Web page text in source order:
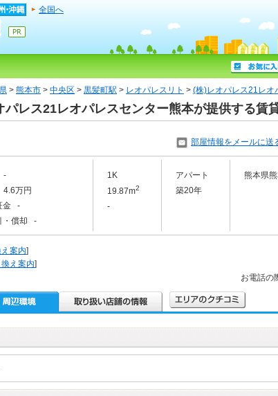
全国へ
> 熊本市 > 中央区 > 黒髪町駅 > レオパレスリト > (株)レオパレス21レオ
パレス21レオパレスセンター熊本が提供する賃
部屋情報をメールに送
-
4.6万円
金 -
・償却 -
1K
19.87m2
-
アパート
築20年
熊本県
案内]
え案内]
お電話の